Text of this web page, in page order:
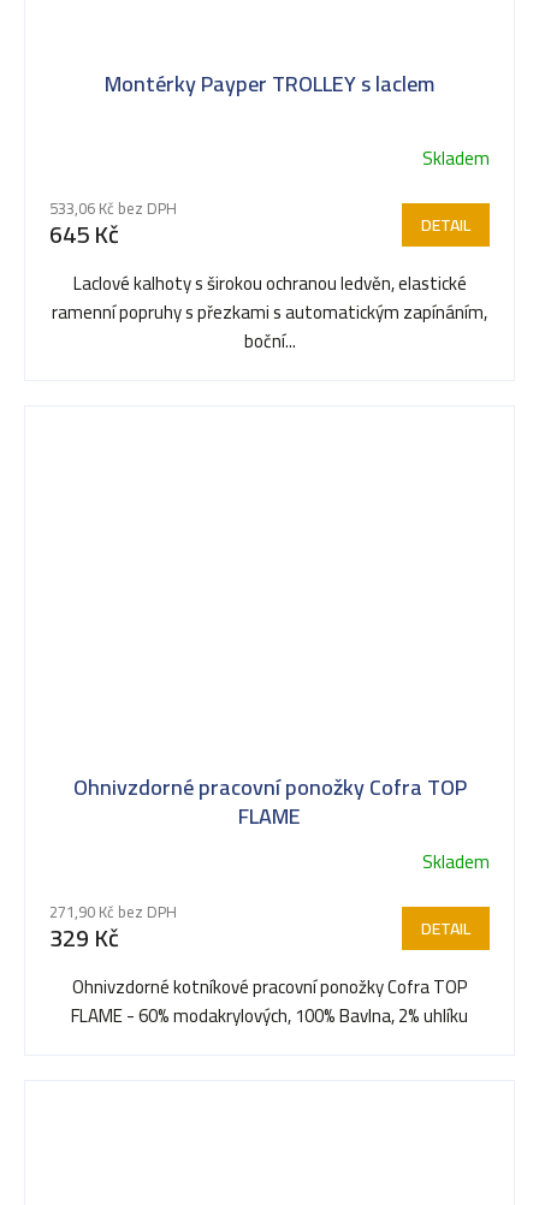
Montérky Payper TROLLEY s laclem
produktu
je
z
Skladem
533,06 Kč bez DPH
645 Kč DETAIL
Laclové kalhoty s širokou ochranou ledvěn, elastické
ramenní popruhy s přezkami s automatickým zapínáním,
boční...
Ohnivzdorné pracovní ponožky Cofra TOP
FLAME
Skladem
271,90 Kč bez DPH
329 Kč DETAIL
Ohnivzdorné kotníkové pracovní ponožky Cofra TOP
FLAME - 60% modakrylových, 100% Bavlna, 2% uhlíku